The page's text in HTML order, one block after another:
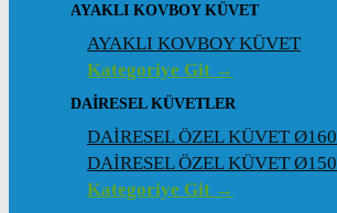
AYAKLI KOVBOY KÜVET
AYAKLI KOVBOY KÜVET
Kategoriye Git →
DAIRESEL KÜVETLER
DAİRESEL ÖZEL KÜVET Ø160
DAİRESEL ÖZEL KÜVET Ø150
Kategoriye Git →